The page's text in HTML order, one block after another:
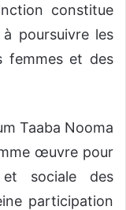
constitue
poursuivre les
femmes et des
Taaba Nooma
œuvre pour
et sociale des
participation